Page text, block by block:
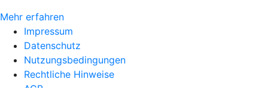
Mehr erfahren
Impressum
Datenschutz
Nutzungsbedingungen
Rechtliche Hinweise